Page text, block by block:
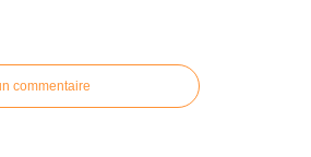
commentaire